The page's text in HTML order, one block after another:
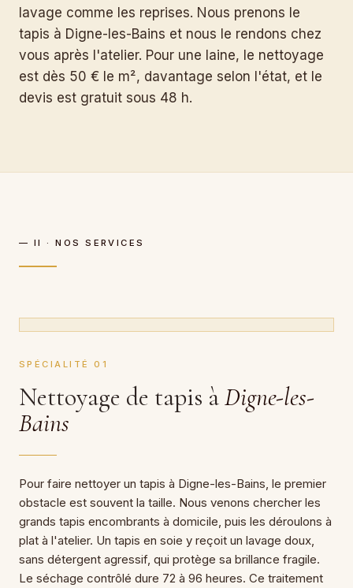
lavage comme les reprises. Nous prenons le
tapis à Digne-les-Bains et nous le rendons chez
vous après l'atelier. Pour une laine, le nettoyage
est dès 50 € le m², davantage selon l'état, et le
devis est gratuit sous 48 h.
— II · NOS SERVICES
SPÉCIALITÉ 01
Nettoyage de tapis àDigne-les-
Bains
Pour faire nettoyer un tapis à Digne-les-Bains, le premier
obstacle est souvent la taille. Nous venons chercher les
grands tapis encombrants à domicile, puis les déroulons à
plat à l'atelier. Un tapis en soie y reçoit un lavage doux,
sans détergent agressif, qui protège sa brillance fragile.
Le séchage contrôlé dure 72 à 96 heures. Ce traitement